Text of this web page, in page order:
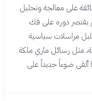
على معالجة وتحليل
يقتصر دوره على فك
مراسلات سياسية
مثل رسائل ماري ملكة
ألقى ضوءاً جديداً على